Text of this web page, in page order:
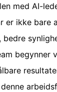
med AI-
er ikke bare
bedre
begynner